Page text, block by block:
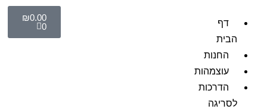
דף
הבית
החנות
עוצמהות
הדרכות
לסריגה
₪0.00
0